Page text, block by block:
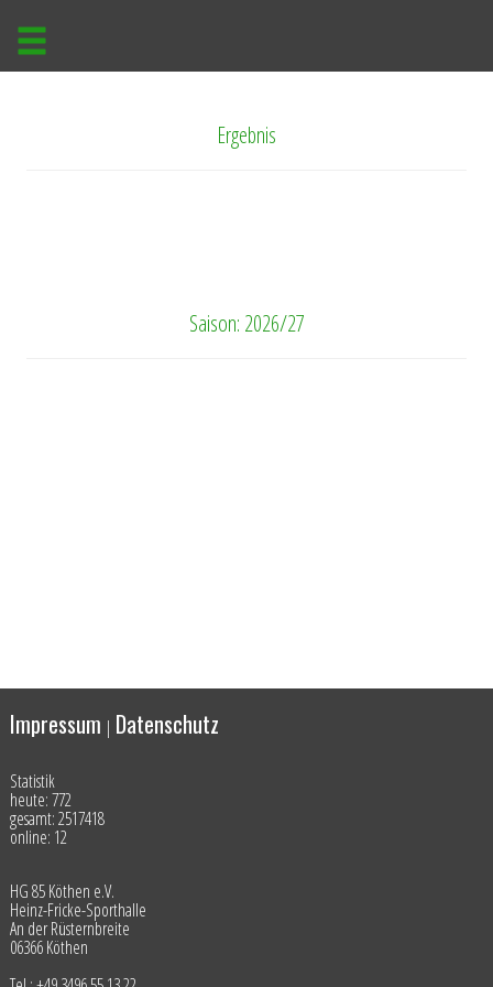
Ergebnis
Saison: 2026/27
Impressum | Datenschutz
Statistik
heute: 772
gesamt: 2517418
online: 12
HG 85 Köthen e.V.
Heinz-Fricke-Sporthalle
An der Rüsternbreite
06366 Köthen